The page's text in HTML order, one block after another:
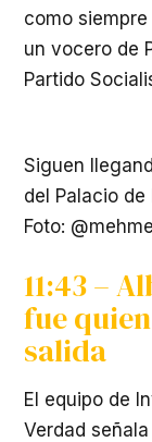
como
un vocero de
Partido
Siguen
del Palacio
Foto:
11:43 –
fue
salida
El equipo de
Verdad